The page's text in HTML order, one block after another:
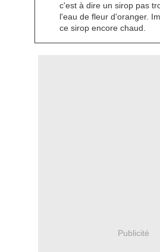
c'est à dire un sirop pas
l'eau de fleur d'oranger.
ce sirop encore chaud.
Publicité